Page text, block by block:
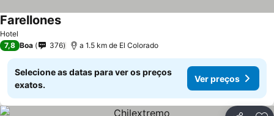
Hotel
FarellonesVer preços
7,8 Boa 376 a 1.5 km de El Colorado
Selecione as datas para ver os preços
exatos.
Ver preços